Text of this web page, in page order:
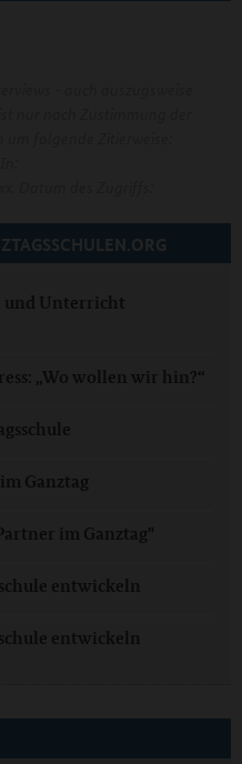
und Unterricht
„Wo wollen wir hin?“
Ganztag
im Ganztag"
entwickeln
entwickeln